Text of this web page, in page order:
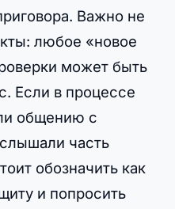
Важно не
любое «новое
может быть
Если в процессе
общению с
часть
обозначить как
и попросить